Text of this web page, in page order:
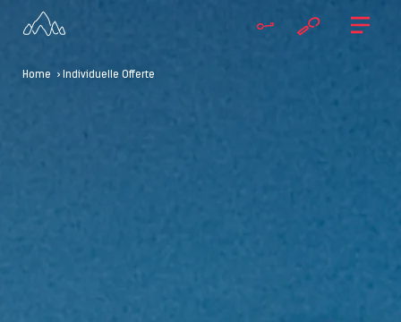
Home > Individuelle Offerte